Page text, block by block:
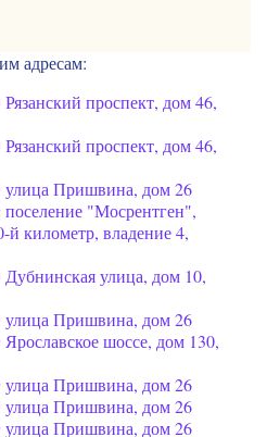
адресам:
проспект, дом 46,
проспект, дом 46,
улица Пришвина, дом 26
"Мосрентген",
й километр, владение 4,
улица, дом 10,
улица Пришвина, дом 26
шоссе, дом 130,
улица Пришвина, дом 26
улица Пришвина, дом 26
улица Пришвина, дом 26